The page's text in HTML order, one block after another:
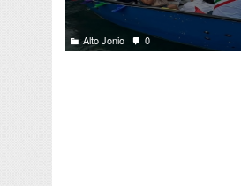
Alto Jonio 0